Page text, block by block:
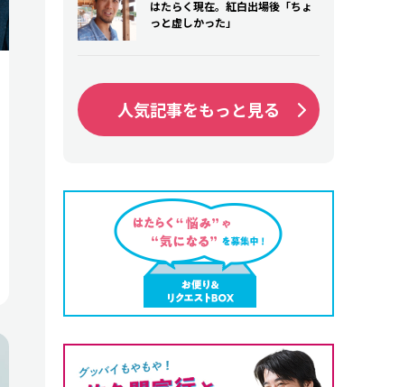
はたらく現在。紅白出場後「ちょ
っと虚しかった」
人気記事をもっと見る